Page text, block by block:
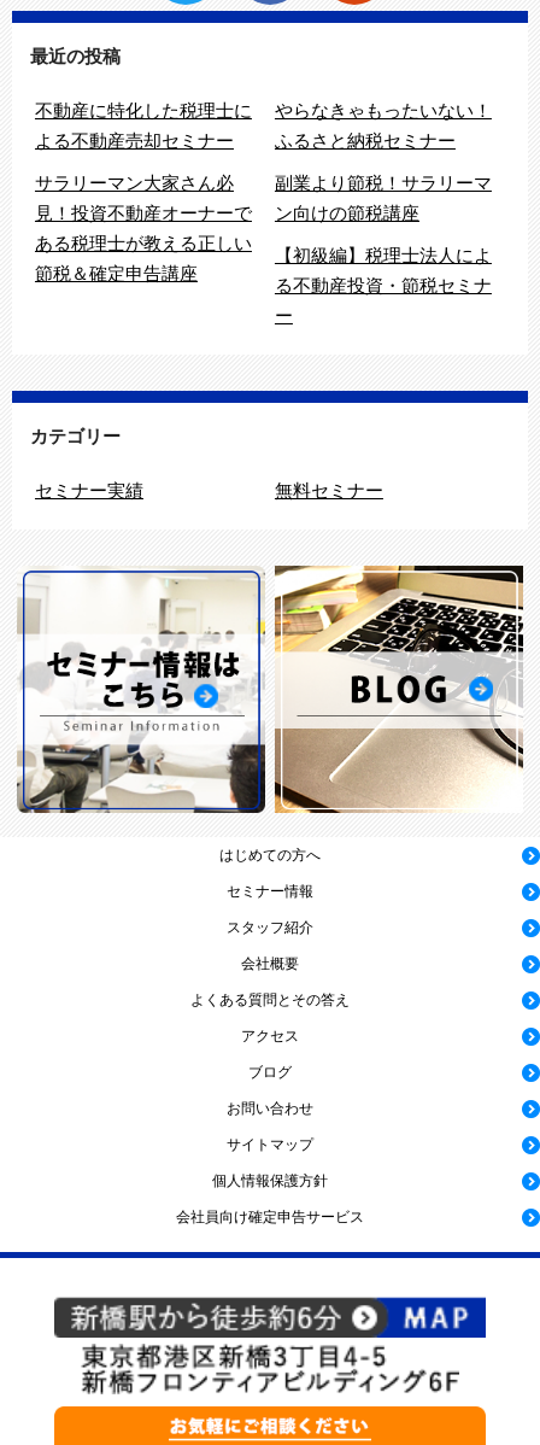
最近の投稿
不動産に特化した税理士に
よる不動産売却セミナー
やらなきゃもったいない！
ふるさと納税セミナー
サラリーマン大家さん必
見！投資不動産オーナーで
ある税理士が教える正しい
節税＆確定申告講座
副業より節税！サラリーマ
ン向けの節税講座
【初級編】税理士法人によ
る不動産投資・節税セミナ
ー
カテゴリー
セミナー実績 無料セミナー
はじめての方へ
セミナー情報
スタッフ紹介
会社概要
よくある質問とその答え
アクセス
ブログ
お問い合わせ
サイトマップ
個人情報保護方針
会社員向け確定申告サービス